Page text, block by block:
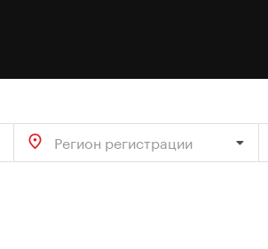
Регион регистрации